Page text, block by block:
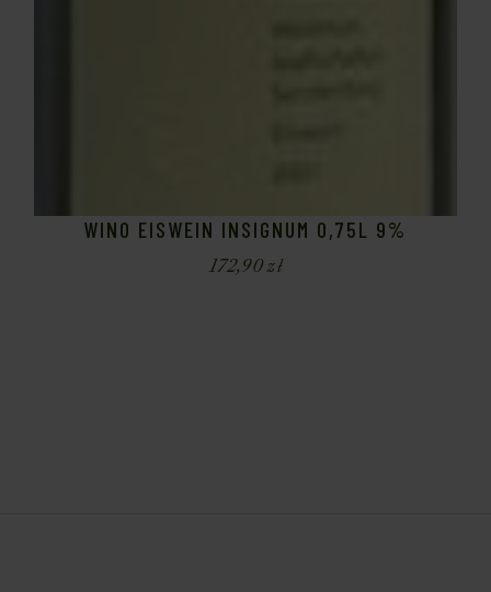
WINO EISWEIN INSIGNUM 0,75L 9%
172,90zł